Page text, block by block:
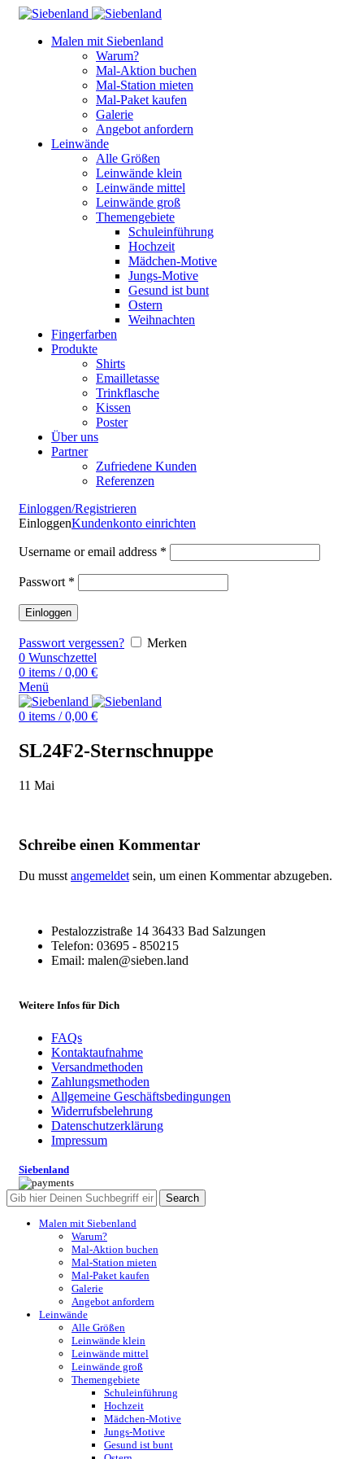
Malen mit Siebenland
Warum?
Mal-Aktion buchen
Mal-Station mieten
Mal-Paket kaufen
Galerie
Angebot anfordern
Leinwände
Alle Größen
Leinwände klein
Leinwände mittel
Leinwände groß
Themengebiete
Schuleinführung
Hochzeit
Mädchen-Motive
Jungs-Motive
Gesund ist bunt
Ostern
Weihnachten
Fingerfarben
Produkte
Shirts
Emailletasse
Trinkflasche
Kissen
Poster
Über uns
Partner
Zufriedene Kunden
Referenzen
Einloggen/Registrieren
EinloggenKundenkonto einrichten
Username or email address *
Passwort *
Einloggen
Passwort vergessen?
Merken
0 Wunschzettel
0 items / 0,00 €
Menü
0 items / 0,00 €
SL24F2-Sternschnuppe
11 Mai
Schreibe einen Kommentar
Du musst angemeldet sein, um einen Kommentar abzugeben.
Pestalozzistraße 14 36433 Bad Salzungen
Telefon: 03695 - 850215
Email: malen@sieben.land
Weitere Infos für Dich
FAQs
Kontaktaufnahme
Versandmethoden
Zahlungsmethoden
Allgemeine Geschäftsbedingungen
Widerrufsbelehrung
Datenschutzerklärung
Impressum
Siebenland
Search
Malen mit Siebenland
Warum?
Mal-Aktion buchen
Mal-Station mieten
Mal-Paket kaufen
Galerie
Angebot anfordern
Leinwände
Alle Größen
Leinwände klein
Leinwände mittel
Leinwände groß
Themengebiete
Schuleinführung
Hochzeit
Mädchen-Motive
Jungs-Motive
Gesund ist bunt